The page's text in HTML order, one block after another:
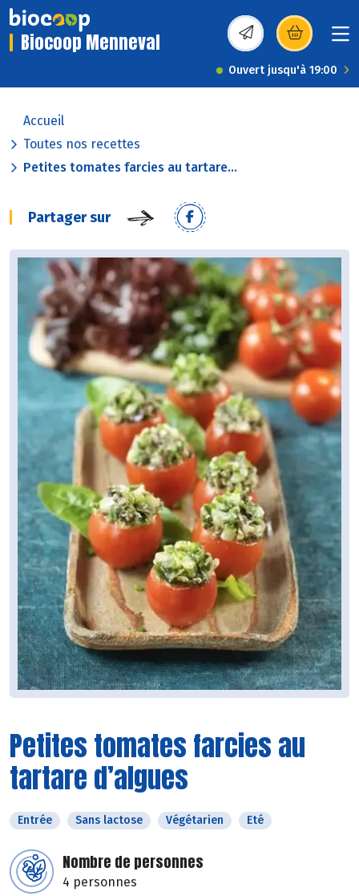
Biocoop Menneval (s’ouvre dans une
Ouvert jusqu'à 19:00
Accueil
Toutes nos recettes
Petites tomates farcies au tartare...
Partager sur
Petites tomates farcies au
tartare d’algues
Entrée Sans lactose Végétarien Eté
Nombre de personnes
4 personnes